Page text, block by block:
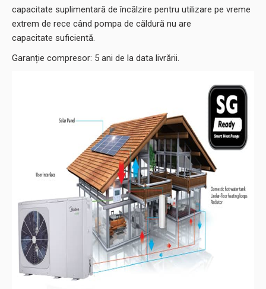
capacitate suplimentară de încălzire pentru utilizare pe vreme
extrem de rece când pompa de căldură nu are
capacitate suficientă.
Garanție compresor: 5 ani de la data livrării.